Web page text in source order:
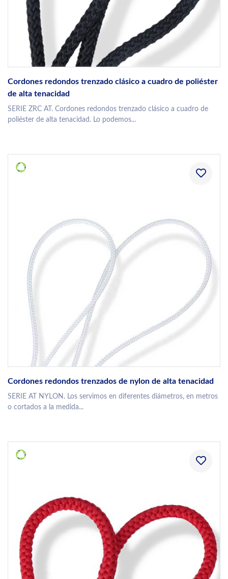
Cordones redondos trenzado clásico a cuadro de poliéster
de alta tenacidad
SERIE ZRC AT. Cordones redondos trenzado clásico a cuadro de
poliéster de alta tenacidad. Lo podemos...
Cordones redondos trenzados de nylon de alta tenacidad
SERIE AT NYLON. Los servimos en diferentes diámetros, en metros
o cortados a la medida...